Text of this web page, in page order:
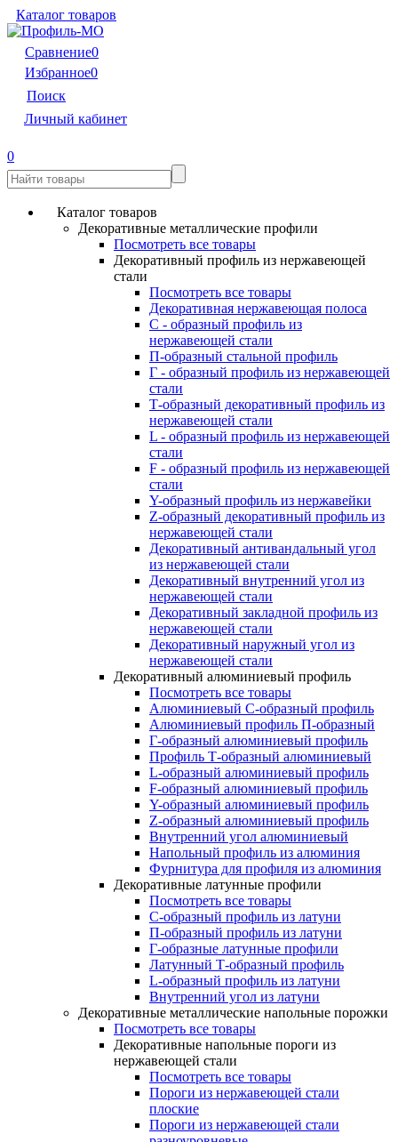
Каталог товаров
Сравнение0
Избранное0
Поиск
Личный кабинет
0
Каталог товаров
Декоративные металлические профили
Посмотреть все товары
Декоративный профиль из нержавеющей
стали
Посмотреть все товары
Декоративная нержавеющая полоса
С - образный профиль из
нержавеющей стали
П-образный стальной профиль
Г - образный профиль из нержавеющей
стали
Т-образный декоративный профиль из
нержавеющей стали
L - образный профиль из нержавеющей
стали
F - образный профиль из нержавеющей
стали
Y-образный профиль из нержавейки
Z-образный декоративный профиль из
нержавеющей стали
Декоративный антивандальный угол
из нержавеющей стали
Декоративный внутренний угол из
нержавеющей стали
Декоративный закладной профиль из
нержавеющей стали
Декоративный наружный угол из
нержавеющей стали
Декоративный алюминиевый профиль
Посмотреть все товары
Алюминиевый С-образный профиль
Алюминиевый профиль П-образный
Г-образный алюминиевый профиль
Профиль Т-образный алюминиевый
L-образный алюминиевый профиль
F-образный алюминиевый профиль
Y-образный алюминиевый профиль
Z-образный алюминиевый профиль
Внутренний угол алюминиевый
Напольный профиль из алюминия
Фурнитура для профиля из алюминия
Декоративные латунные профили
Посмотреть все товары
C-образный профиль из латуни
П-образный профиль из латуни
Г-образные латунные профили
Латунный Т-образный профиль
L-образный профиль из латуни
Внутренний угол из латуни
Декоративные металлические напольные порожки
Посмотреть все товары
Декоративные напольные пороги из
нержавеющей стали
Посмотреть все товары
Пороги из нержавеющей стали
плоские
Пороги из нержавеющей стали